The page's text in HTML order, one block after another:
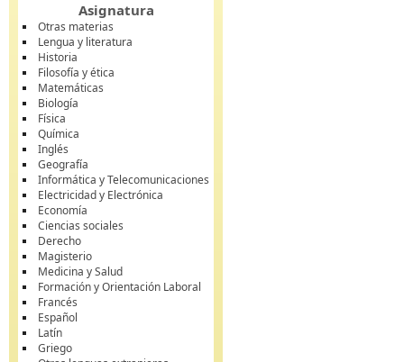
Asignatura
Otras materias
Lengua y literatura
Historia
Filosofía y ética
Matemáticas
Biología
Física
Química
Inglés
Geografía
Informática y Telecomunicaciones
Electricidad y Electrónica
Economía
Ciencias sociales
Derecho
Magisterio
Medicina y Salud
Formación y Orientación Laboral
Francés
Español
Latín
Griego